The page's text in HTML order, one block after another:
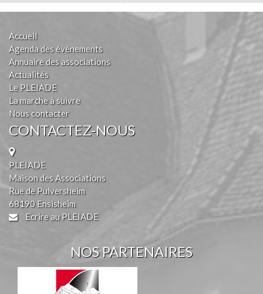
Accueil
Agenda des événements
Annuaire des associations
Actualités
Le PLEIADE
La marche à suivre
Nous contacter
CONTACTEZ-NOUS
PLEIADE
Maison des Associations
Rue de Pulversheim
68190 Ensisheim
Ecrire au PLEIADE
NOS PARTENAIRES